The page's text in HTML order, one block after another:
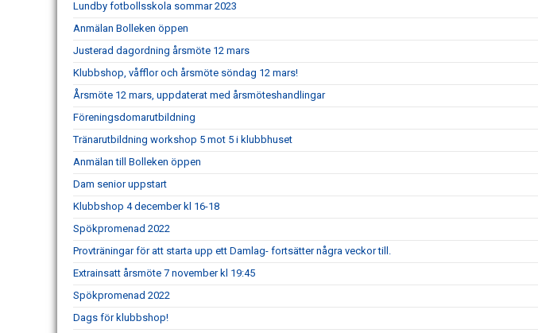
Lundby fotbollsskola sommar 2023
Anmälan Bolleken öppen
Justerad dagordning årsmöte 12 mars
Klubbshop, våfflor och årsmöte söndag 12 mars!
Årsmöte 12 mars, uppdaterat med årsmöteshandlingar
Föreningsdomarutbildning
Tränarutbildning workshop 5 mot 5 i klubbhuset
Anmälan till Bolleken öppen
Dam senior uppstart
Klubbshop 4 december kl 16-18
Spökpromenad 2022
Provträningar för att starta upp ett Damlag- fortsätter några veckor till.
Extrainsatt årsmöte 7 november kl 19:45
Spökpromenad 2022
Dags för klubbshop!